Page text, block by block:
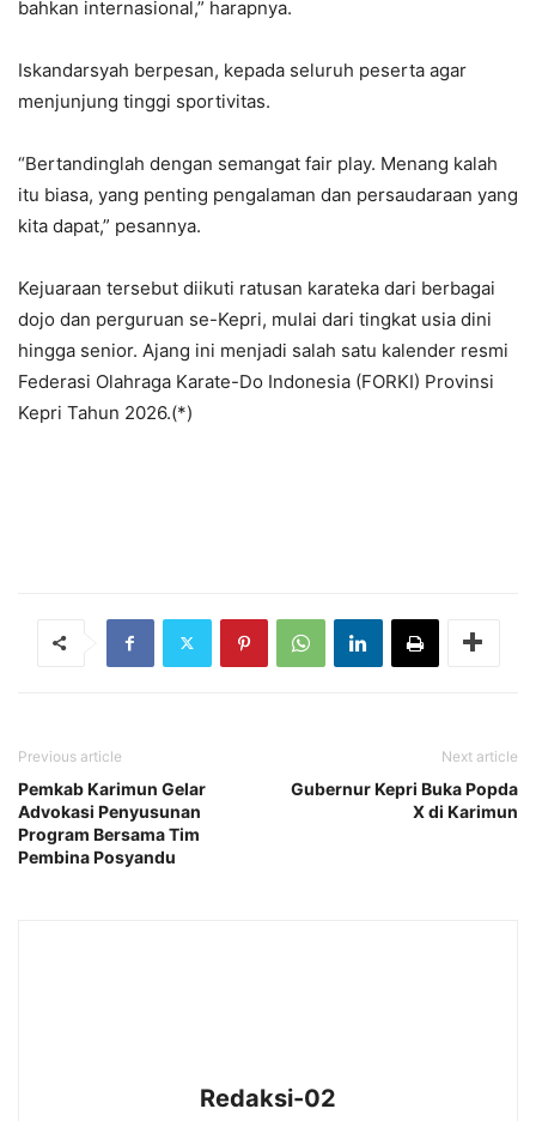
bahkan internasional,” harapnya.
Iskandarsyah berpesan, kepada seluruh peserta agar
menjunjung tinggi sportivitas.
“Bertandinglah dengan semangat fair play. Menang kalah
itu biasa, yang penting pengalaman dan persaudaraan yang
kita dapat,” pesannya.
Kejuaraan tersebut diikuti ratusan karateka dari berbagai
dojo dan perguruan se-Kepri, mulai dari tingkat usia dini
hingga senior. Ajang ini menjadi salah satu kalender resmi
Federasi Olahraga Karate-Do Indonesia (FORKI) Provinsi
Kepri Tahun 2026.(*)
Previous article
Pemkab Karimun Gelar
Advokasi Penyusunan
Program Bersama Tim
Pembina Posyandu
Next article
Gubernur Kepri Buka Popda
X di Karimun
Redaksi-02